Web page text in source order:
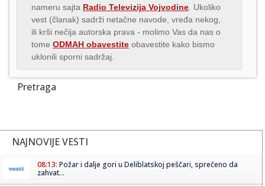
nameru sajta Radio Televizija Vojvodine . Ukoliko
vest (članak) sadrži netačne navode, vređa nekog,
ili krši nečija autorska prava - molimo Vas da nas o
tome ODMAH obavestite obavestite kako bismo
uklonili sporni sadržaj.
Pretraga
NAJNOVIJE VESTI
08:13: Požar i dalje gori u Deliblatskoj peščari, sprečeno da
zahvat...